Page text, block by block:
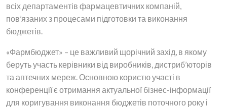
всіх департаментів фармацевтичних компаній,
пов’язаних з процесами підготовки та виконання
бюджетів.
«Фармбюджет» – це важливий щорічний захід, в якому
беруть участь керівники від виробників, дистриб’юторів
та аптечних мереж. Основною користю участі в
конференції є отримання актуальної бізнес-інформації
для коригування виконання бюджетів поточного року і